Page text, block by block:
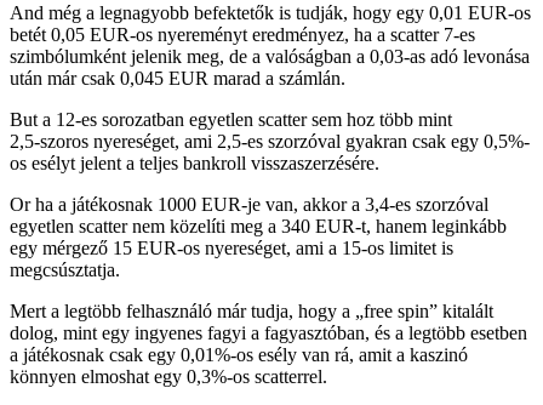
And még a legnagyobb befektetők is tudják, hogy egy 0,01 EUR‑os
betét 0,05 EUR‑os nyereményt eredményez, ha a scatter 7‑es
szimbólumként jelenik meg, de a valóságban a 0,03‑as adó levonása
után már csak 0,045 EUR marad a számlán.
But a 12‑es sorozatban egyetlen scatter sem hoz több mint
2,5‑szoros nyereséget, ami 2,5‑es szorzóval gyakran csak egy 0,5%-
os esélyt jelent a teljes bankroll visszaszerzésére.
Or ha a játékosnak 1000 EUR-je van, akkor a 3,4‑es szorzóval
egyetlen scatter nem közelíti meg a 340 EUR‑t, hanem leginkább
egy mérgező 15 EUR‑os nyereséget, ami a 15‑os limitet is
megcsúsztatja.
Mert a legtöbb felhasználó már tudja, hogy a „free spin” kitalált
dolog, mint egy ingyenes fagyi a fagyasztóban, és a legtöbb esetben
a játékosnak csak egy 0,01%‑os esély van rá, amit a kaszinó
könnyen elmoshat egy 0,3%‑os scatterrel.